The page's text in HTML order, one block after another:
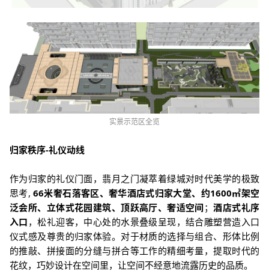
实景示范区全览
归家秩序-礼仪动线
作为归家的礼仪门面，翡月之门凝萃着绿城对时代美学的极致
思考,66米奢石落客区、奢华酒店式归家大堂、约1600㎡架空
泛会所、立体式花园建筑、顶跃高厅、奢适空间 ； 酒店式礼序
入口 ，松礼迎客，中心处的水景叠级呈现，结合雕塑营造入口
仪式感及尊贵的归家体验。对于材质的选择与组合、形体比例
的推敲、拼接面的分缝与拼合等工作的精细考量，提取时代的
花纹，巧妙设计在空间里，让空间不经意地流露历史的品质。